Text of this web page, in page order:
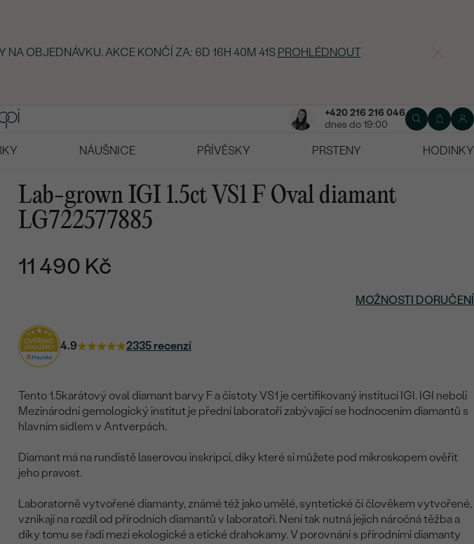
NA OBJEDNÁVKU. AKCE KONČÍ ZA: 6D 16H 40M 40S PROHLÉDNOUT
+420 216 216 046
dnes do 19:00
NÁUŠNICE PŘÍVĚSKY PRSTENY HODINKY
Lab-grown IGI 1.5ct VS1 F Oval diamant
LG722577885
11 490 Kč
MOŽNOSTI DORUČENÍ
4.9 2335 recenzí
Tento 1.5karátový oval diamant barvy F a čistoty VS1 je certifikovaný institucí IGI. IGI neboli
Mezinárodní gemologický institut je přední laboratoří zabývající se hodnocením diamantů s
hlavním sídlem v Antverpách.
Diamant má na rundistě laserovou inskripci, díky které si můžete pod mikroskopem ověřit
jeho pravost.
Laboratorně vytvořené diamanty, známé též jako umělé, syntetické či člověkem vytvořené,
vznikají na rozdíl od přírodních diamantů v laboratoři. Není tak nutná jejich náročná těžba a
díky tomu se řadí mezi ekologické a etické drahokamy. V porovnání s přírodními diamanty